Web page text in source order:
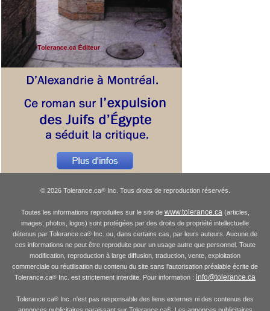
© 2026 Tolerance.ca®Inc. Tous droits de reproduction réservés.
Toutes les informations reproduites sur le site de www.tolerance.ca(articles,
images, photos, logos) sont protégées par des droits de propriété intellectuelle
détenus par Tolerance.ca® Inc. ou, dans certains cas, par leurs auteurs. Aucune de
ces informations ne peut être reproduite pour un usage autre que personnel. Toute
modification, reproduction à large diffusion, traduction, vente, exploitation
commerciale ou réutilisation du contenu du site sans l'autorisation préalable écrite de
Tolerance.ca® Inc. est strictement interdite. Pour information : info@tolerance.ca
Tolerance.ca® Inc. n'est pas responsable des liens externes ni des contenus des